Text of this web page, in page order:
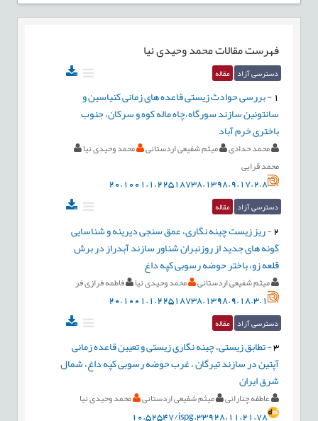
فهرست مقالاتمحمد وحیدی نیا
دسترسی آزاد مقاله
-بررسی حوادث زیستی قاعده های زمانی کنیاسین و
سانتونین سازند سورگاه،چاه ماله کوه و سرکان، جنوب
باختری خرم آباد
محمد حدادی میثم شفیعی اردستانی
محمد وحیدی نیا
محمد قرایی
20.1001.1.22518738.1398.9.17.2.8
دسترسی آزاد مقاله
2
-ریز زیست چینه نگاری، عمق سنجی دیرینه و شناسایی
گونه های جدید از روزنبران شناور سازند آبدراز در برش
قلعه زو، باختر حوضه رسوبی کپه داغ
میثم شفیعی اردستانی محمد وحیدی نیا فاطمه فرازی فر
20.1001.1.22518738.1398.9.18.3.1
دسترسی آزاد مقاله
3
-تطابق زیستی، چینه نگاری زیستی و تعیین قاعده زمانی
آپتین در سازند تیرگان ، غرب حوضه رسوبی کپه داغ، شمال
شرق ایران
عاطفه چنارانی میثم شفیعی اردستانی محمد وحیدی نیا
10.52547/ispg.33928.11.21.78